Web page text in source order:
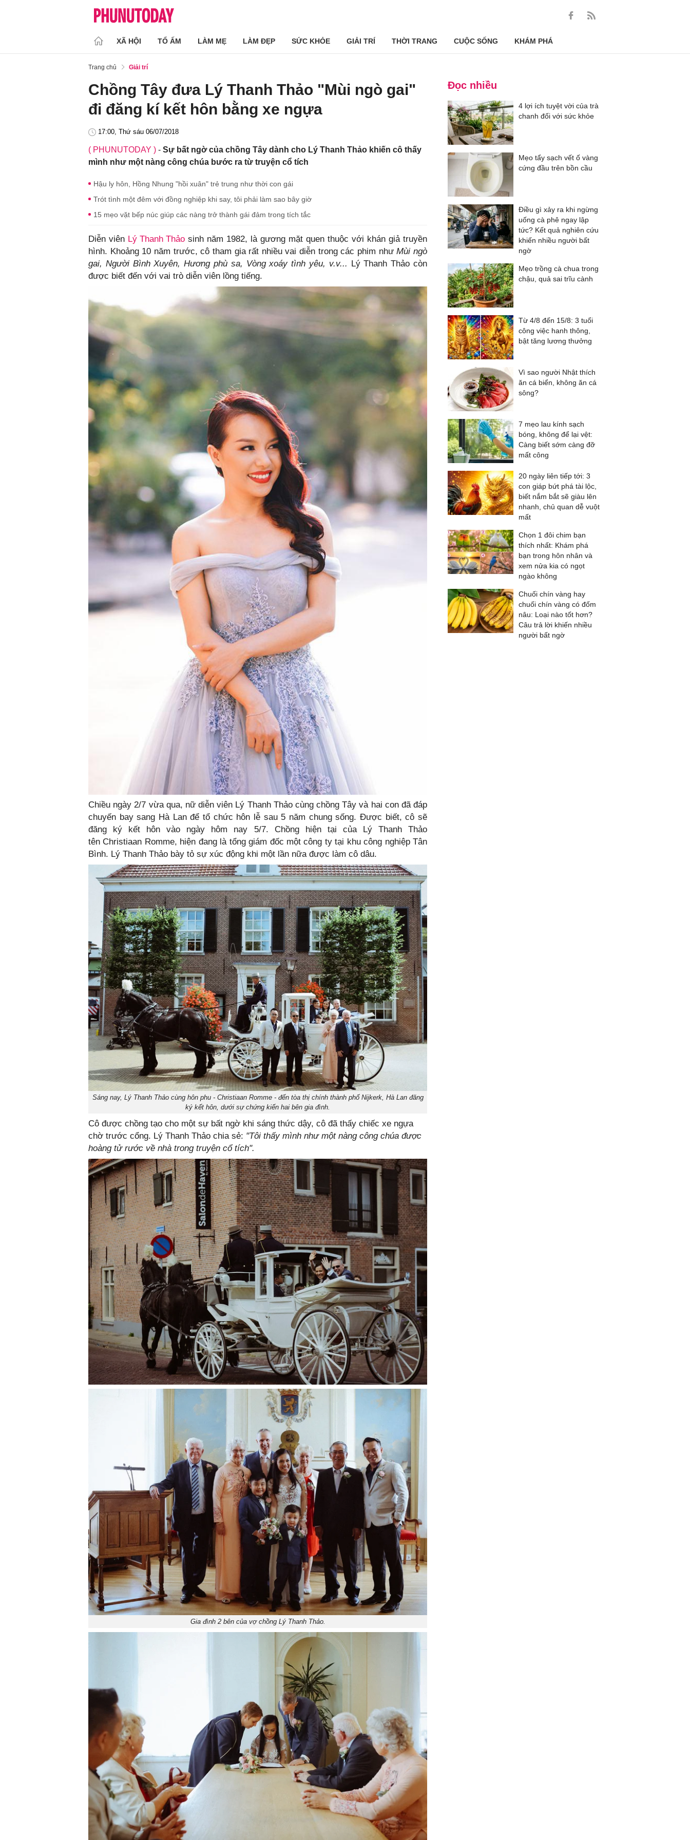
XÃ HỘI TỔ ẤM LÀM MẸ LÀM ĐẸP SỨC KHỎE GIẢI TRÍ THỜI TRANG CUỘC SỐNG KHÁM PHÁ
Trang chủ Giải trí
Chồng Tây đưa Lý Thanh Thảo "Mùi ngò gai"
đi đăng kí kết hôn bằng xe ngựa
17:00, Thứ sáu 06/07/2018
( PHUNUTODAY ) - Sự bất ngờ của chồng Tây dành cho Lý Thanh Thảo khiến cô thấy
mình như một nàng công chúa bước ra từ truyện cổ tích
Hậu ly hôn, Hồng Nhung "hồi xuân" trẻ trung như thời con gái
Trót tình một đêm với đồng nghiệp khi say, tôi phải làm sao bây giờ
15 mẹo vặt bếp núc giúp các nàng trở thành gái đảm trong tích tắc
Diễn viên Lý Thanh Thảo sinh năm 1982, là gương mặt quen thuộc với khán giả truyền
hình. Khoảng 10 năm trước, cô tham gia rất nhiều vai diễn trong các phim nhưMùi ngò
gai, Người Bình Xuyên, Hương phù sa, Vòng xoáy tình yêu, v.v... Lý Thanh Thảo còn
được biết đến với vai trò diễn viên lồng tiếng.
Chiều ngày 2/7 vừa qua, nữ diễn viên Lý Thanh Thảo cùng chồng Tây và hai con đã đáp
chuyến bay sang Hà Lan để tổ chức hôn lễ sau 5 năm chung sống. Được biết, cô sẽ
đăng ký kết hôn vào ngày hôm nay 5/7. Chồng hiện tại của Lý Thanh Thảo
tên Christiaan Romme, hiện đang là tổng giám đốc một công ty tại khu công nghiệp Tân
Bình. Lý Thanh Thảo bày tỏ sự xúc động khi một lần nữa được làm cô dâu.
Sáng nay, Lý Thanh Thảo cùng hôn phu - Christiaan Romme - đến tòa thị chính thành phố Nijkerk, Hà Lan đăng
ký kết hôn, dưới sự chứng kiến hai bên gia đình.
Cô được chồng tạo cho một sự bất ngờ khi sáng thức dậy, cô đã thấy chiếc xe ngựa
chờ trước cổng. Lý Thanh Thảo chia sẻ: "Tôi thấy mình như một nàng công chúa được
hoàng tử rước về nhà trong truyện cổ tích".
Gia đình 2 bên của vợ chồng Lý Thanh Thảo.
Đọc nhiều
4 lợi ích tuyệt vời của trà
chanh đối với sức khỏe
Mẹo tẩy sạch vết ố vàng
cứng đầu trên bồn cầu
Điều gì xảy ra khi ngừng
uống cà phê ngay lập
tức? Kết quả nghiên cứu
khiến nhiều người bất
ngờ
Mẹo trồng cà chua trong
chậu, quả sai trĩu cành
Từ 4/8 đến 15/8: 3 tuổi
công việc hanh thông,
bật tăng lương thưởng
Vì sao người Nhật thích
ăn cá biển, không ăn cá
sông?
7 mẹo lau kính sạch
bóng, không để lại vệt:
Càng biết sớm càng đỡ
mất công
20 ngày liên tiếp tới: 3
con giáp bứt phá tài lộc,
biết nắm bắt sẽ giàu lên
nhanh, chủ quan dễ vuột
mất
Chọn 1 đôi chim bạn
thích nhất: Khám phá
bạn trong hôn nhân và
xem nửa kia có ngọt
ngào không
Chuối chín vàng hay
chuối chín vàng có đốm
nâu: Loại nào tốt hơn?
Câu trả lời khiến nhiều
người bất ngờ